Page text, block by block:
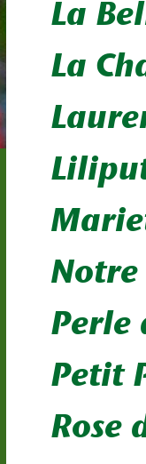
La
La
Perle
Petit
Rose